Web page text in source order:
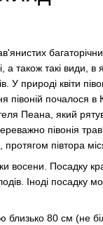
також такі види, в
У природі квіти
півоній почалося
Пеана, який
півонія
півтора
восени. Посадку
Іноді посадку
близько 80 см (не